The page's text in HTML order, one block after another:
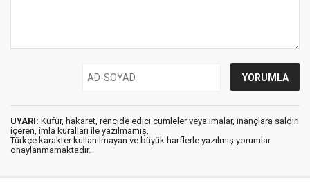
UYARI: Küfür, hakaret, rencide edici cümleler veya imalar, inançlara saldırı
içeren, imla kuralları ile yazılmamış,
Türkçe karakter kullanılmayan ve büyük harflerle yazılmış yorumlar
onaylanmamaktadır.